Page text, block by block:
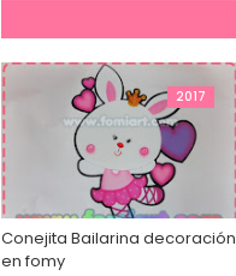
2017
Conejita Bailarina decoración
en fomy